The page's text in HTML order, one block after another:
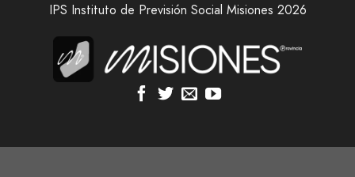
IPS Instituto de Previsión Social Misiones 2026